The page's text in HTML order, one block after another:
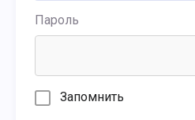
Пароль
Запомнить